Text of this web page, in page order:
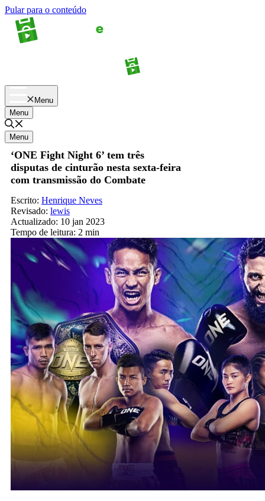
Pular para o conteúdo
Menu
Menu
Menu
‘ONE Fight Night 6’ tem três
disputas de cinturão nesta sexta-feira
com transmissão do Combate
Escrito: Henrique Neves
Revisado: lewis
Actualizado: 10 jan 2023
Tempo de leitura: 2 min